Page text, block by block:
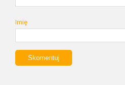
Imię